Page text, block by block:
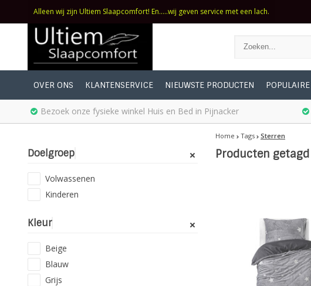
Alleen wij zijn Ultiem Slaapcomfort! En.....wij geven service met een lach.
OVER ONS KLANTENSERVICE NIEUWSTE PRODUCTEN
Bezoek onze fysieke winkel Huis en Bed in Pijnacker
Doelgroep
Volwassenen
Kinderen
Kleur
Beige
Blauw
Grijs
Home Tags Sterren
Producten